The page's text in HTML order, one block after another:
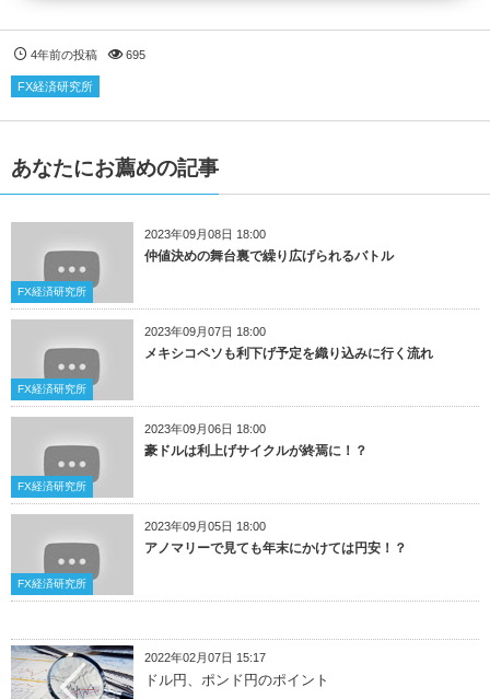
4年前の投稿 695
FX経済研究所
あなたにお薦めの記事
2023年09月08日 18:00
FX経済研究所
仲値決めの舞台裏で繰り広げられるバトル
2023年09月07日 18:00
FX経済研究所
メキシコペソも利下げ予定を織り込みに行く流れ
2023年09月06日 18:00
FX経済研究所
豪ドルは利上げサイクルが終焉に！？
2023年09月05日 18:00
FX経済研究所
アノマリーで見ても年末にかけては円安！？
2022年02月07日 15:17
ドル円、ポンド円のポイント